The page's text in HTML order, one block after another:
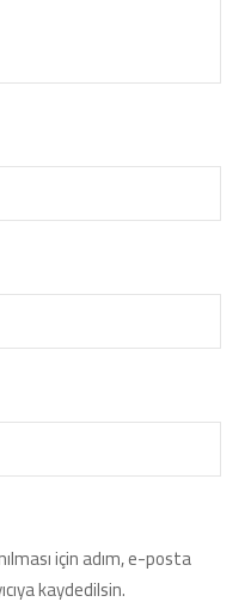
için adım, e-posta
kaydedilsin.